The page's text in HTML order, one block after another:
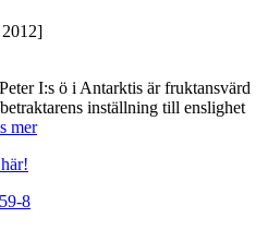
2012]
Peter I:s ö i Antarktis är fruktansvärd
inställning till enslighet
mer